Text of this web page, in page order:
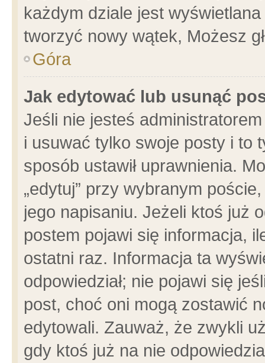
każdym dziale jest
tworzyć nowy wątek, Możesz
Góra
Jak edytować lub usunąć
Jeśli nie jesteś
i usuwać tylko swoje posty i to
sposób ustawił uprawnienia.
„edytuj” przy wybranym
jego napisaniu. Jeżeli ktoś już
postem pojawi się informacja,
ostatni raz. Informacja ta
odpowiedział; nie pojawi się
post, choć oni mogą zostawić
edytowali. Zauważ, że zwykli
gdy ktoś już na nie